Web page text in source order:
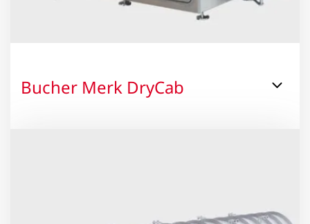
Bucher Merk DryCab